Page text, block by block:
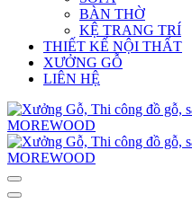
BÀN THỜ
KỆ TRANG TRÍ
THIẾT KẾ NỘI THẤT
XƯỞNG GỖ
LIÊN HỆ